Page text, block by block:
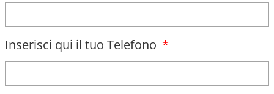
Inserisci qui il tuo Telefono